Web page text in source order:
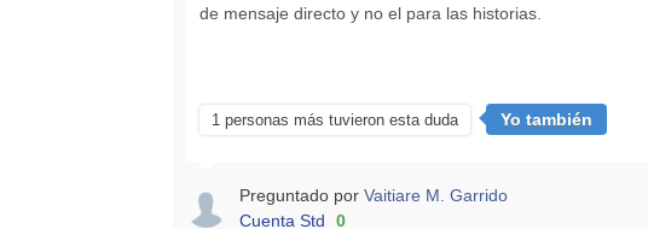
de mensaje directo y no el para las historias.
1 personas más tuvieron esta duda Yo también
Preguntado por Vaitiare M. Garrido
Cuenta Std
0